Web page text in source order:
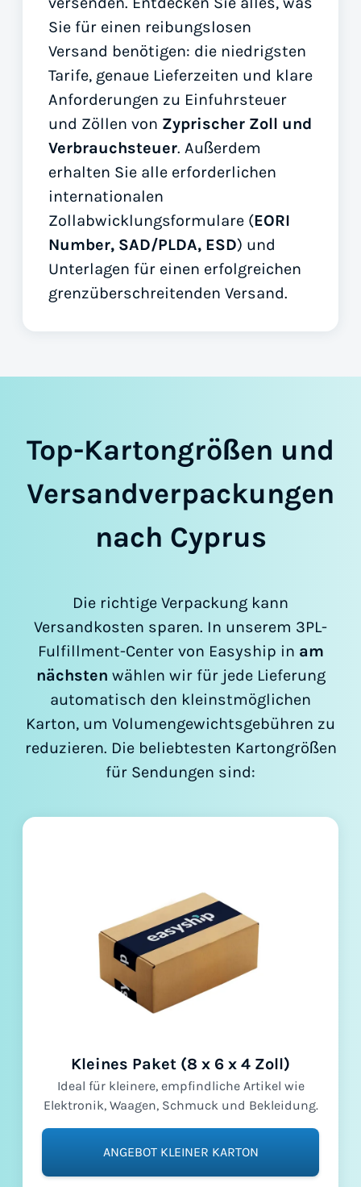
Sie für einen reibungslosen
Versand benötigen: die niedrigsten
Tarife, genaue Lieferzeiten und klare
Anforderungen zu Einfuhrsteuer
und Zöllen von Zyprischer Zoll und
Verbrauchsteuer. Außerdem
erhalten Sie alle erforderlichen
internationalen
Zollabwicklungsformulare (EORI
Number, SAD/PLDA, ESD) und
Unterlagen für einen erfolgreichen
grenzüberschreitenden Versand.
Top-Kartongrößen und
Versandverpackungen
nach Cyprus
Die richtige Verpackung kann
Versandkosten sparen. In unserem 3PL-
Fulfillment-Center von Easyship in am
nächsten wählen wir für jede Lieferung
automatisch den kleinstmöglichen
Karton, um Volumengewichtsgebühren zu
reduzieren. Die beliebtesten Kartongrößen
für Sendungen sind:
Kleines Paket (8 x 6 x 4 Zoll)
Ideal für kleinere, empfindliche Artikel wie
Elektronik, Waagen, Schmuck und Bekleidung.
ANGEBOT KLEINER KARTON